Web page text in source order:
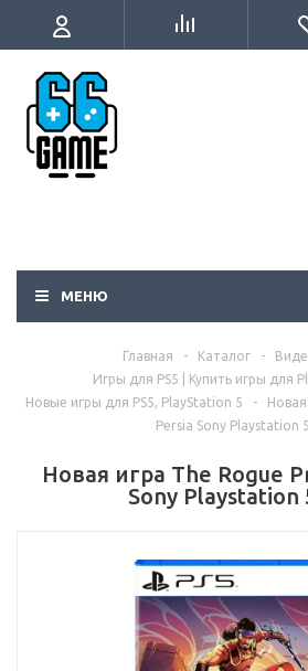
МЕНЮ
Главная - Каталог -
Игры для PS5 | Купить игры для
Новые игры для PS5, PlayStation 5
-
Persia Sony Playstation
Новая игра The Rogue
Sony Playstation